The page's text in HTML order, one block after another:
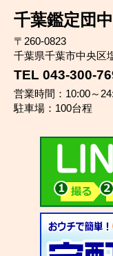
千葉鑑定団
〒260-0823
千葉県千葉市中央区
TEL 043-300-
営業時間：10:00～
駐車場：100台程